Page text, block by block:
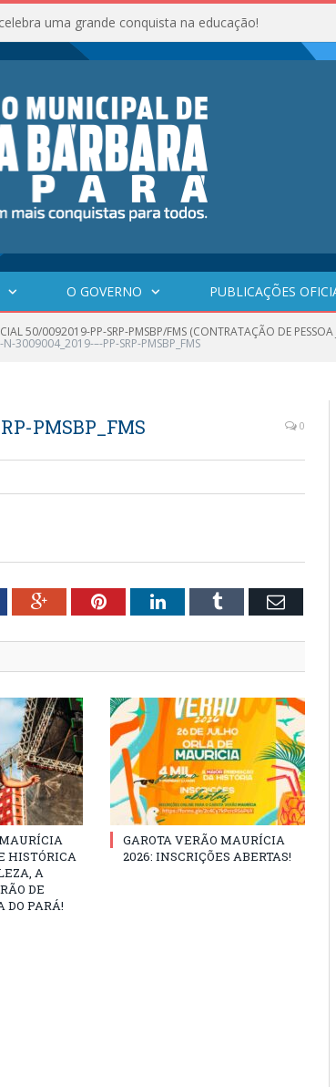
uma grande conquista na educação!
O GOVERNO PUBLICAÇÕES
50/0092019-PP-SRP-PMSBP/FMS (CONTRATAÇÃO DE
3009004_2019-–-PP-SRP-PMSBP_FMS
PMSBP_FMS 0
Google+PinterestLinkedInTumblr Email
HISTÓRICA
A
DE
DO PARÁ!
GAROTA VERÃO MAURÍCIA
2026: INSCRIÇÕES ABERTAS!